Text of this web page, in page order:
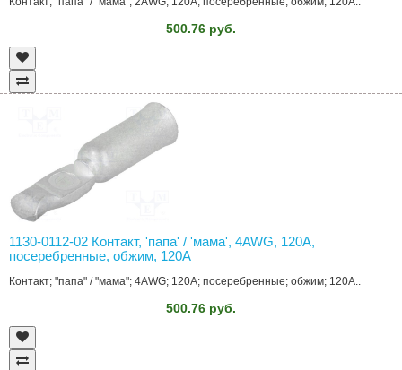
500.76 руб.
1130-0112-02 Контакт, 'папа' / 'мама', 4AWG, 120A,
посеребренные, обжим, 120А
Контакт; "папа" / "мама"; 4AWG; 120A; посеребренные; обжим; 120А..
500.76 руб.